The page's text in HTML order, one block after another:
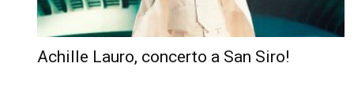
Achille Lauro, concerto a San Siro!